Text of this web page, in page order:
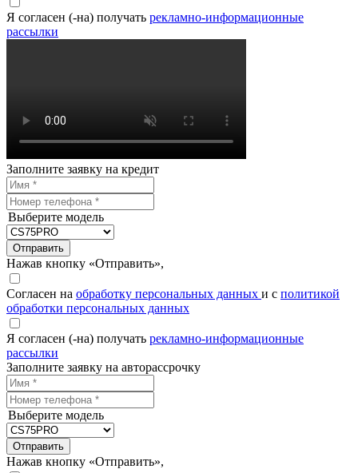
Я согласен (-на) получать рекламно-информационные
рассылки
Заполните заявку на кредит
Выберите модель
Отправить
Нажав кнопку «Отправить»,
Согласен на обработку персональных данных и с политикой
обработки персональных данных
Я согласен (-на) получать рекламно-информационные
рассылки
Заполните заявку на авторассрочку
Выберите модель
Отправить
Нажав кнопку «Отправить»,